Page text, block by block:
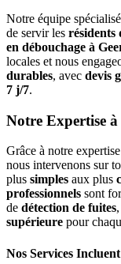
Notre équipe
de servir les résidents
en débouchage à
locales et nous
durables, avec devis
7 j/7.
Notre Expertise à
Grâce à notre
nous intervenons sur
plus simples aux plus
professionnels sont
de détection de fuites
supérieure pour
Nos Services